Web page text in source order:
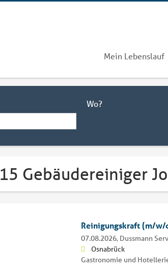
Mein Lebenslauf
Wo?
15 Gebäudereiniger
Reinigungskraft (m/w/
07.08.2026, Dussmann
Osnabrück
Gastronomie und